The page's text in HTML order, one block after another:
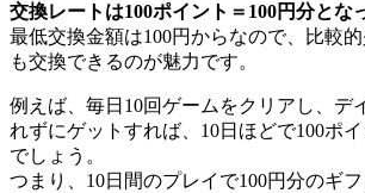
交換レートは100ポイント＝100円分とな
最低交換金額は100円からなので、比較
も交換できるのが魅力です。
例えば、毎日10回ゲームをクリアし、デ
れずにゲットすれば、10日ほどで100ポ
でしょう。
つまり、10日間のプレイで100円分のギ